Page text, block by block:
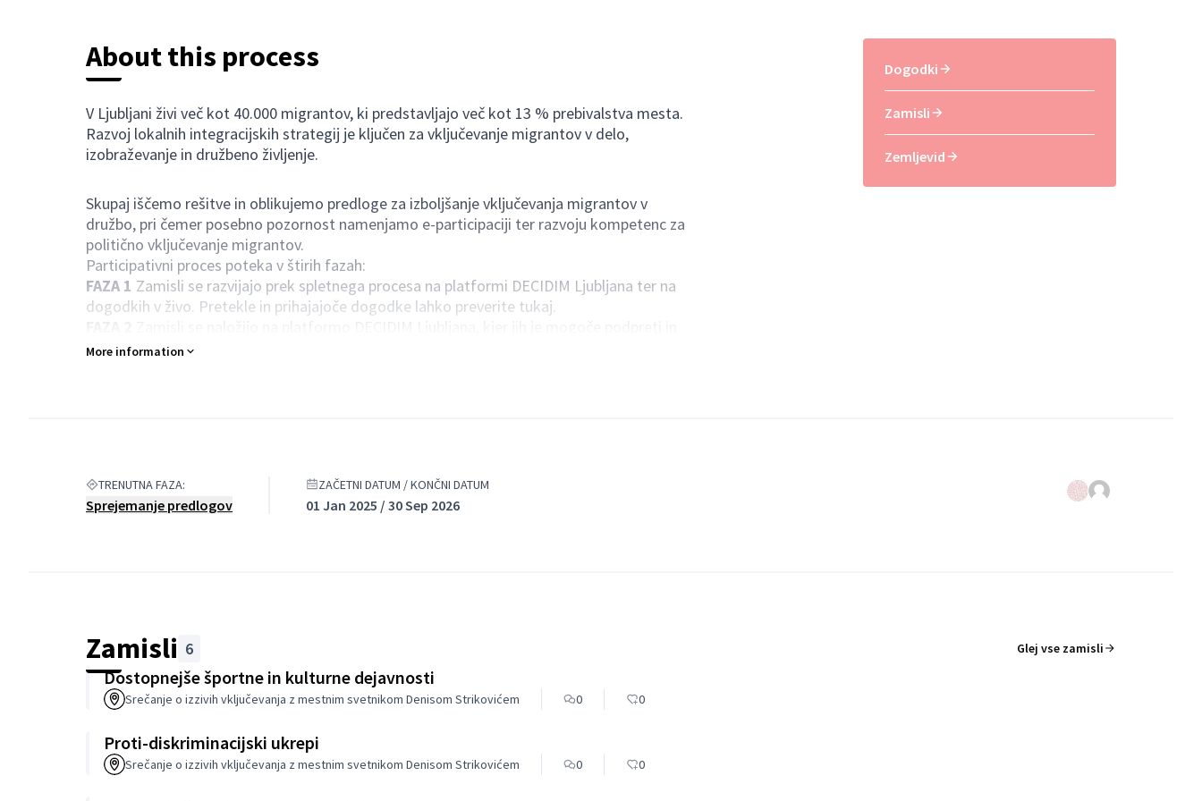
About this process
V Ljubljani živi več kot 40.000 migrantov, ki predstavljajo več kot 13 % prebivalstva mesta.
Razvoj lokalnih integracijskih strategij je ključen za vključevanje migrantov v delo,
izobraževanje in družbeno življenje.
Skupaj iščemo rešitve in oblikujemo predloge za izboljšanje vključevanja migrantov v
družbo, pri čemer posebno pozornost namenjamo e-participaciji ter razvoju kompetenc za
politično vključevanje migrantov.
Participativni proces poteka v štirih fazah:
FAZA 1 Zamisli se razvijajo prek spletnega procesa na platformi DECIDIM Ljubljana ter na
dogodkih v živo. Pretekle in prihajajoče dogodke lahko preverite tukaj.
komentirati. Preverite aktivne predloge v orodni vrstici 'Zamisli'.
More information
Dogodki
Zamisli
Zemljevid
TRENUTNA FAZA:
Sprejemanje predlogov
ZAČETNI DATUM / KONČNI DATUM
01 Jan 2025 / 30 Sep 2026
Zamisli 6 Glej vse zamisli
Dostopnejše športne in kulturne dejavnosti
Srečanje o izzivih vključevanja z mestnim svetnikom Denisom Strikovićem 0 0
Proti-diskriminacijski ukrepi
Srečanje o izzivih vključevanja z mestnim svetnikom Denisom Strikovićem 0 0